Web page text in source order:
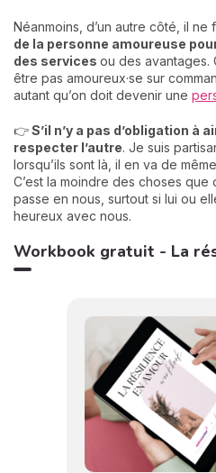
Néanmoins, d’un autre côté, il ne
de la personne amoureuse
des services ou des avantages.
être pas amoureux·se sur
autant qu’on doit devenir une
👉S’il n’y a pas d’obligation à
respecter l’autre. Je suis
lorsqu’ils sont là, il en va de
C’est la moindre des choses
passe en nous, surtout si lui ou
heureux avec nous.
Workbook gratuit - La